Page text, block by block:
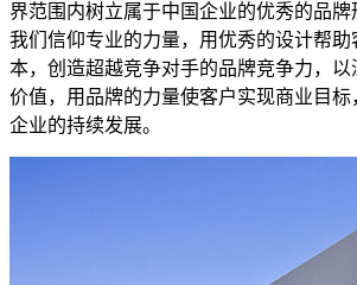
界范围内树立属于中国企业的优秀的品牌
我们信仰专业的力量，用优秀的设计帮
本，创造超越竞争对手的品牌竞争力，
价值，用品牌的力量使客户实现商业目
企业的持续发展。